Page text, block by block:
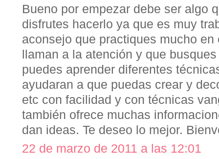
Bueno por empezar debe ser algo
disfrutes hacerlo ya que es muy
aconsejo que practiques mucho
llaman a la atención y que
puedes aprender diferentes
ayudaran a que puedas crear y
etc con facilidad y con técnicas
también ofrece muchas
dan ideas. Te deseo lo mejor.
22 de marzo de 2011 a las 12:01